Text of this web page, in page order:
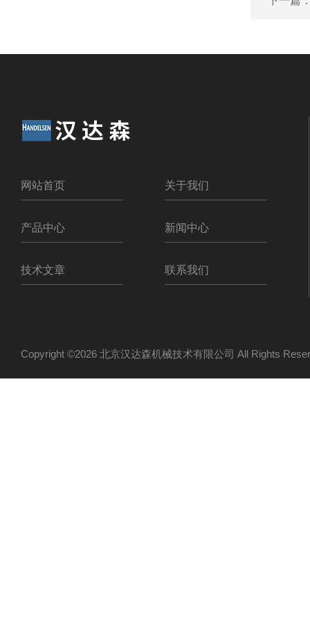
网站首页 关于我们
产品中心 新闻中心
技术文章 联系我们
Copyright ©2026 北京汉达森机械技术有限公司 All Rights